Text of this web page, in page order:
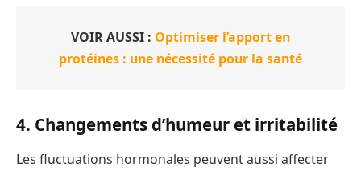
VOIR AUSSI : Optimiser l’apport en
protéines : une nécessité pour la santé
4. Changements d’humeur et irritabilité
Les fluctuations hormonales peuvent aussi affecter